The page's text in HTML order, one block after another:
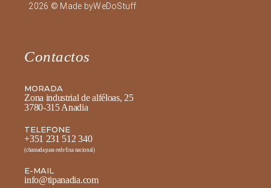
2026 © Made byWeDoStuff
Contactos
MORADA
Zona industrial de alféloas, 25
3780-315 Anadia
TELEFONE
+351 231 512 340
(chamada para rede fixa nacional)
E-MAIL
info@tipanadia.com